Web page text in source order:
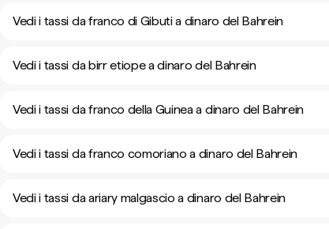
Vedi i tassi da franco di Gibuti a dinaro del Bahrein
Vedi i tassi da birr etiope a dinaro del Bahrein
Vedi i tassi da franco della Guinea a dinaro del Bahrein
Vedi i tassi da franco comoriano a dinaro del Bahrein
Vedi i tassi da ariary malgascio a dinaro del Bahrein